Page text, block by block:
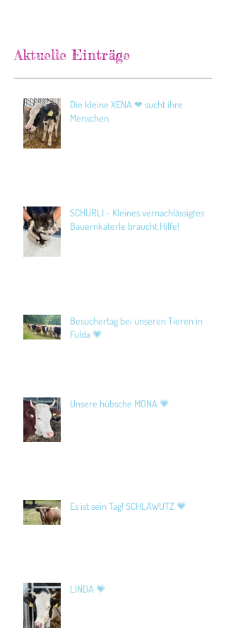
Aktuelle Einträge
Die kleine XENA ❤ sucht ihre
Menschen.
SCHURLI - Kleines vernachlässigtes
Bauernkaterle braucht Hilfe!
Besuchertag bei unseren Tieren in
Fulda 💗
Unsere hübsche MONA 💗
Es ist sein Tag! SCHLAWUTZ 💗
LINDA 💗